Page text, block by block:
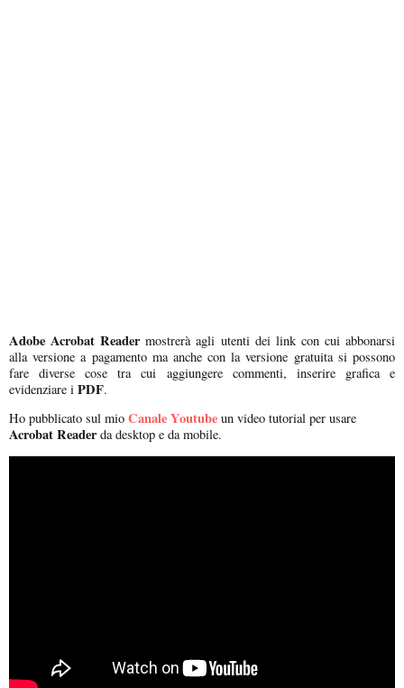
Adobe Acrobat Readermostrerà agli utenti dei link con cui abbonarsi
alla versione a pagamento ma anche con la versione gratuita si possono
fare diverse cose tra cui aggiungere commenti, inserire grafica e
evidenziare i PDF.
Ho pubblicato sul mio Canale Youtube un video tutorial per usare
Acrobat Readerda desktop e da mobile.